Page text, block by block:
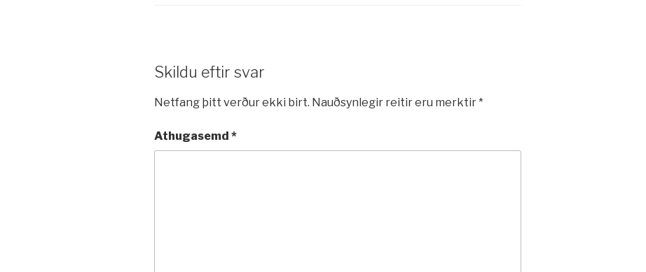
Skildu eftir svar
Netfang þitt verður ekki birt. Nauðsynlegir reitir eru merktir*
Athugasemd *